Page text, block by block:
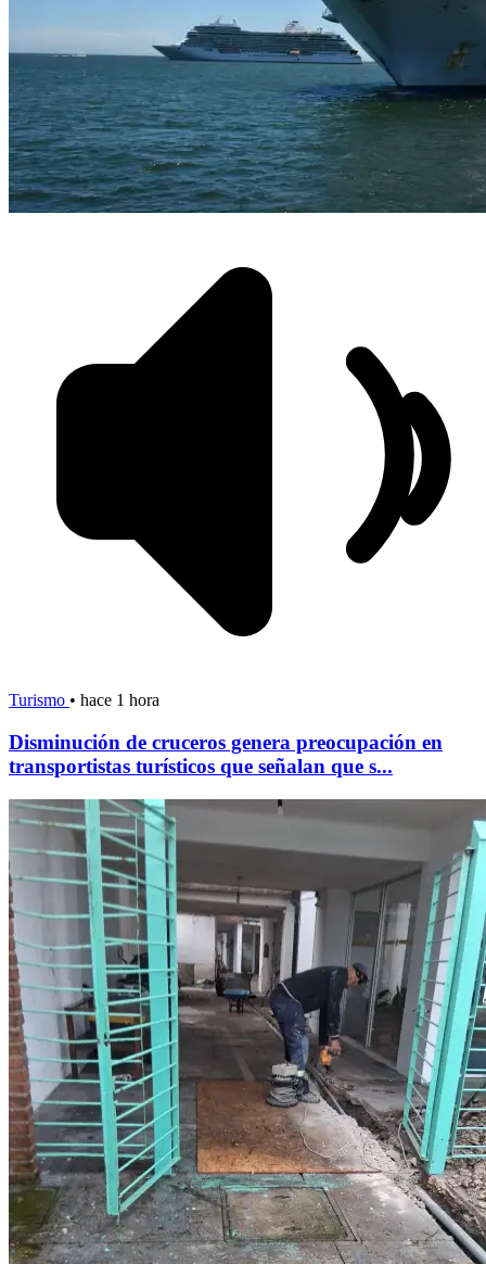
Turismo • hace 1 hora
Disminución de cruceros genera preocupación en
transportistas turísticos que señalan que s...